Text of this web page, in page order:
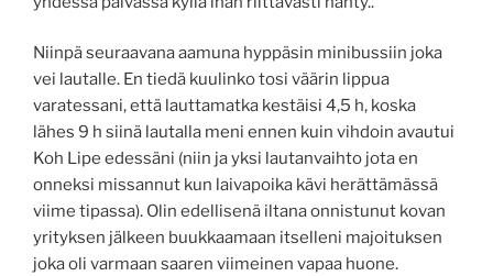
Niinpä seuraavana aamuna hyppäsin minibussiin joka
vei lautalle. En tiedä kuulinko tosi väärin lippua
varatessani, että lauttamatka kestäisi 4,5 h, koska
lähes 9 h siinä lautalla meni ennen kuin vihdoin avautui
Koh Lipe edessäni (niin ja yksi lautanvaihto jota en
onneksi missannut kun laivapoika kävi herättämässä
viime tipassa). Olin edellisenä iltana onnistunut kovan
yrityksen jälkeen buukkaamaan itselleni majoituksen
joka oli varmaan saaren viimeinen vapaa huone.